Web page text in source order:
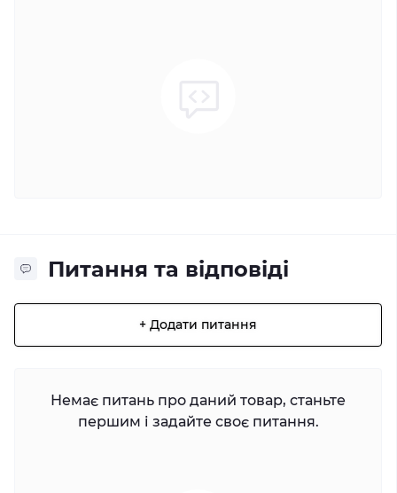
Питання та відповіді
+ Додати питання
Немає питань про даний товар, станьте
першим і задайте своє питання.